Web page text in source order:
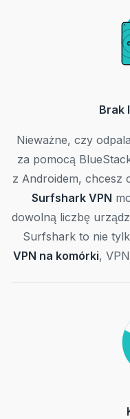
Brak
Nieważne, czy
za pomocą
z Androidem, chcesz
Surfshark VPN
dowolną liczbę
Surfshark to nie
VPN na komórki,